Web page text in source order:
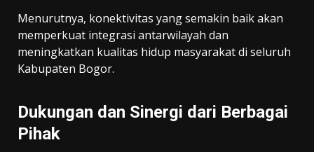
Menurutnya, konektivitas yang semakin baik akan
memperkuat integrasi antarwilayah dan
meningkatkan kualitas hidup masyarakat di seluruh
Kabupaten Bogor.
Dukungan dan Sinergi dari Berbagai
Pihak